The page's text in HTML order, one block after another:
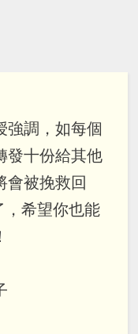
強調，如每個
發十份給其他
會被挽救回
，希望你也能